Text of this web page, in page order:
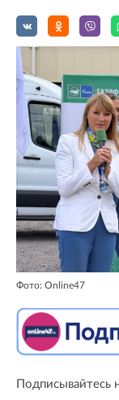
Фото: Online47
Подписывайтесь